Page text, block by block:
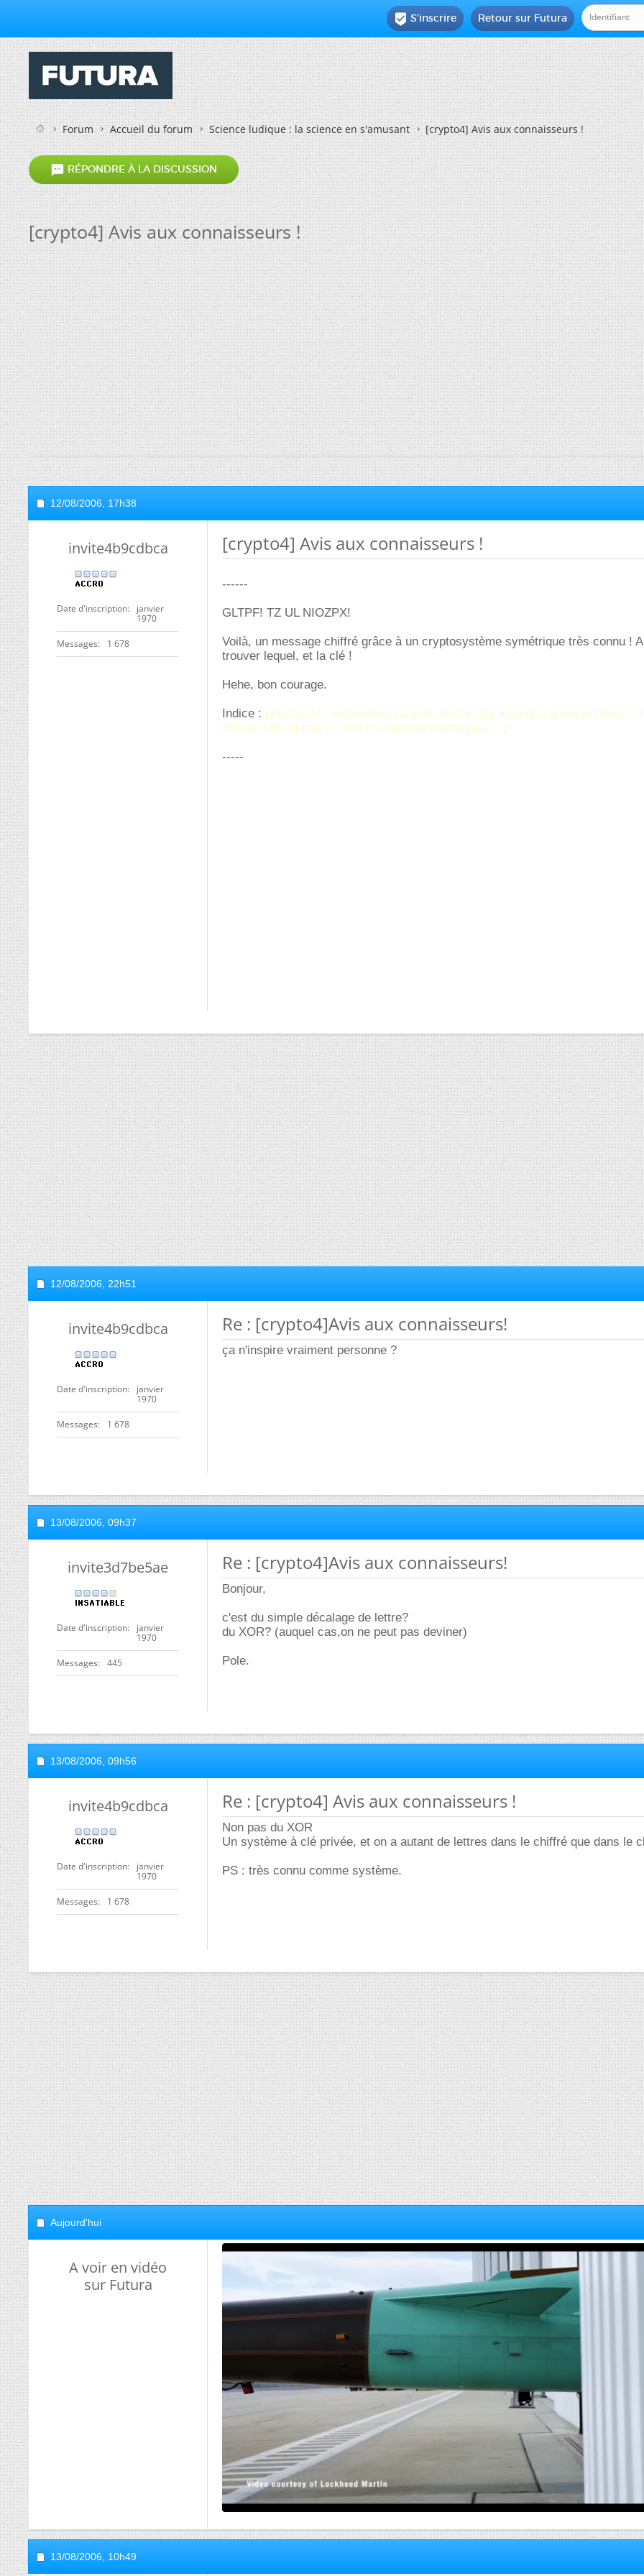
Retour sur Futura
 S'inscrire
Forum Accueil du forum Science ludique : la science en s'amusant [crypto4] Avis aux connaisseurs !
 RÉPONDRE À LA DISCUSSION
[crypto4] Avis aux connaisseurs !
12/08/2006, 17h38
invite4b9cdbca
Date d'inscription
janvier
1970
Messages 1 678
[crypto4] Avis aux connaisseurs !
------
GLTPF! TZ UL NIOZPX!
Voilà, un message chiffré grâce à un cryptosystème symétrique très connu !
trouver lequel, et la clé !
Hehe, bon courage.
Indice : pour la clé : evidemmet j'ai pris une clé qui n'évoque quelque chose à
Non en fait j'ai pris un mot qui n'existe même pas... ;p
-----
12/08/2006, 22h51
invite4b9cdbca
Date d'inscription
janvier
1970
Messages 1 678
Re : [crypto4]Avis aux connaisseurs!
ça n'inspire vraiment personne ?
13/08/2006, 09h37
invite3d7be5ae
Date d'inscription
janvier
1970
Messages 445
Re : [crypto4]Avis aux connaisseurs!
Bonjour,
c'est du simple décalage de lettre?
du XOR? (auquel cas,on ne peut pas deviner)
Pole.
13/08/2006, 09h56
invite4b9cdbca
Date d'inscription
janvier
1970
Messages 1 678
Re : [crypto4] Avis aux connaisseurs !
Non pas du XOR
Un système à clé privée, et on a autant de lettres dans le chiffré que dans le
PS : très connu comme système.
Aujourd'hui
A voir en vidéo
sur Futura
13/08/2006, 10h49